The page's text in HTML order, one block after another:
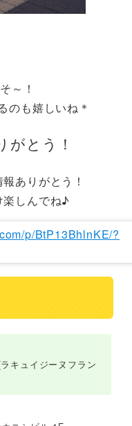
～！
のも嬉しいね＊
がとう！
ありがとう！
楽しんでね♪
p/BtP13BhlnKE/?
キュイジーヌフラン